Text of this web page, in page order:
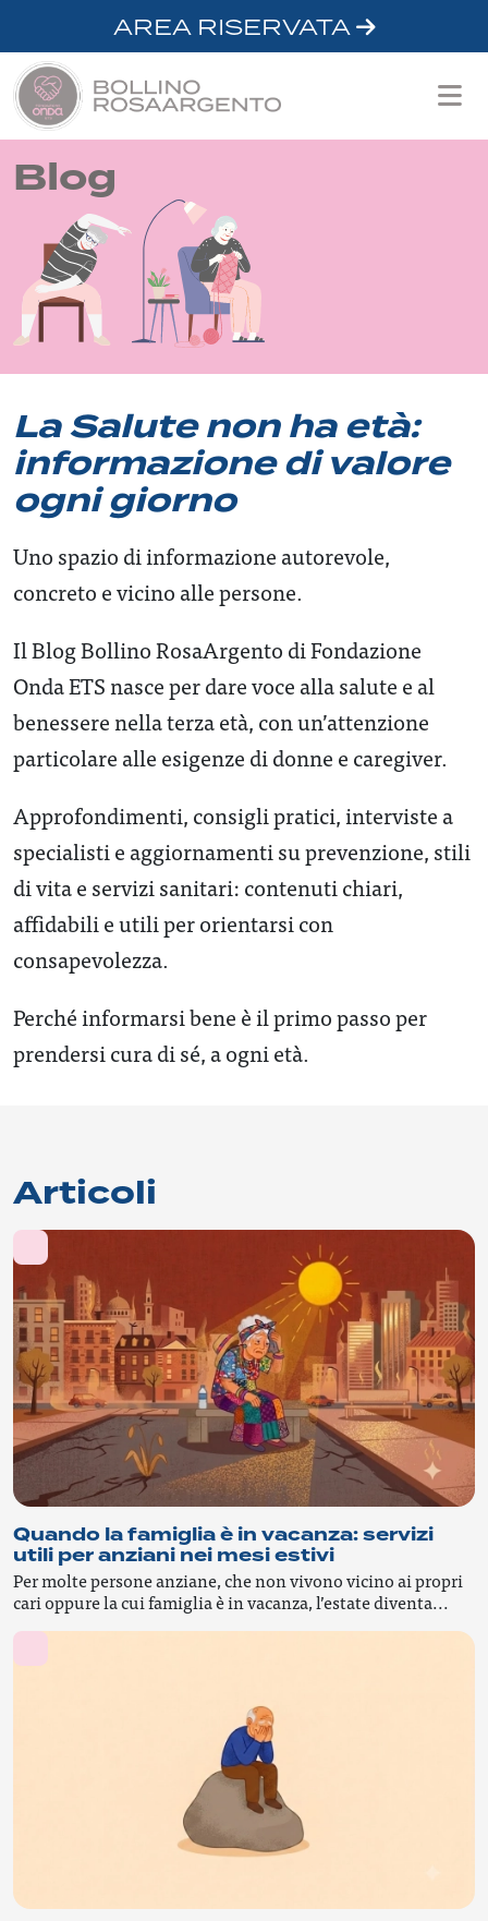
AREA RISERVATA
Blog
La Salute non ha età:
informazione di valore
ogni giorno
Uno spazio di informazione autorevole,
concreto e vicino alle persone.
Il Blog Bollino RosaArgento di Fondazione
Onda ETS nasce per dare voce alla salute e al
benessere nella terza età, con un’attenzione
particolare alle esigenze di donne e caregiver.
Approfondimenti, consigli pratici, interviste a
specialisti e aggiornamenti su prevenzione, stili
di vita e servizi sanitari: contenuti chiari,
affidabili e utili per orientarsi con
consapevolezza.
Perché informarsi bene è il primo passo per
prendersi cura di sé, a ogni età.
Articoli
Quando la famiglia è in vacanza: servizi
utili per anziani nei mesi estivi
Per molte persone anziane, che non vivono vicino ai propri
cari oppure la cui famiglia è in vacanza, l’estate diventa...